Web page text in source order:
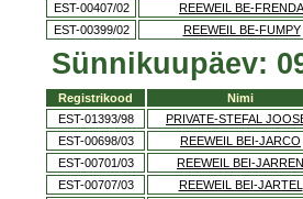
EST-00407/02
REEWEIL BE-FRENDA
EST-00399/02
REEWEIL BE-FUMPY
Sünnikuupäev:
Registrikood Nimi
EST-01393/98
PRIVATE-STEFAL
EST-00698/03
REEWEIL BEI-JARCO
EST-00701/03
REEWEIL BEI-JARREN
EST-00707/03
REEWEIL BEI-JARTEL